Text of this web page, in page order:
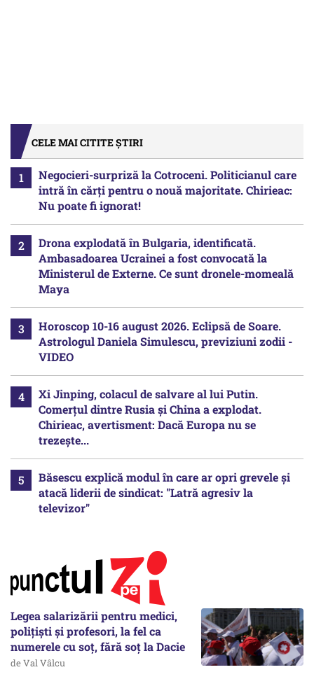
CELE MAI CITITE ȘTIRI
Negocieri-surpriză la Cotroceni. Politicianul care
intră în cărți pentru o nouă majoritate. Chirieac:
Nu poate fi ignorat!
Drona explodată în Bulgaria, identificată.
Ambasadoarea Ucrainei a fost convocată la
Ministerul de Externe. Ce sunt dronele-momeală
Maya
Horoscop 10-16 august 2026. Eclipsă de Soare.
Astrologul Daniela Simulescu, previziuni zodii -
VIDEO
Xi Jinping, colacul de salvare al lui Putin.
Comerțul dintre Rusia și China a explodat.
Chirieac, avertisment: Dacă Europa nu se
trezește...
Băsescu explică modul în care ar opri grevele și
atacă liderii de sindicat: "Latră agresiv la
televizor"
Legea salarizării pentru medici,
polițiști și profesori, la fel ca
numerele cu soț, fără soț la Dacie
de Val Vâlcu